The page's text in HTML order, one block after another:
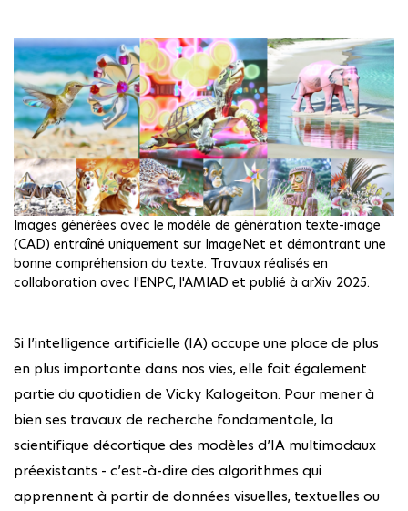
Images générées avec le modèle de génération texte-image
(CAD) entraîné uniquement sur ImageNet et démontrant une
bonne compréhension du texte. Travaux réalisés en
collaboration avec l'ENPC, l'AMIAD et publié à arXiv 2025.
Si l’intelligence artificielle (IA) occupe une place de plus
en plus importante dans nos vies, elle fait également
partie du quotidien de Vicky Kalogeiton. Pour mener à
bien ses travaux de recherche fondamentale, la
scientifique décortique des modèles d’IA multimodaux
préexistants - c’est-à-dire des algorithmes qui
apprennent à partir de données visuelles, textuelles ou